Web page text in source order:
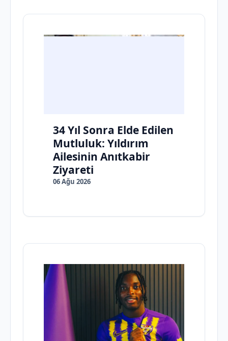
34 Yıl Sonra Elde Edilen
Mutluluk: Yıldırım
Ailesinin Anıtkabir
Ziyareti
06 Ağu 2026